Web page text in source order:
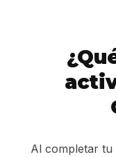
Al completar tu